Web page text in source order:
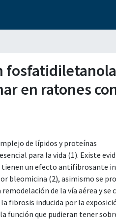
en ratones
de lípidos y proteínas
para la vida (1). Existe
un efecto antifibrosante in
bleomicina (2), asimismo se
de la vía aérea y se
fibrosis inducida por la
función que pudieran tener